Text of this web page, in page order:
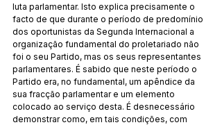
luta parlamentar. Isto explica precisamente o
facto de que durante o período de predomínio
dos oportunistas da Segunda Internacional a
organização fundamental do proletariado não
foi o seu Partido, mas os seus representantes
parlamentares. É sabido que neste período o
Partido era, no fundamental, um apêndice da
sua fracção parlamentar e um elemento
colocado ao serviço desta. É desnecessário
demonstrar como, em tais condições, com